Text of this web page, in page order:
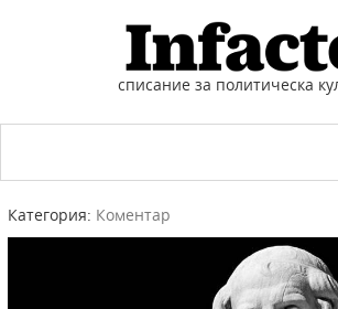
списание за политическа
Категория: Коментар